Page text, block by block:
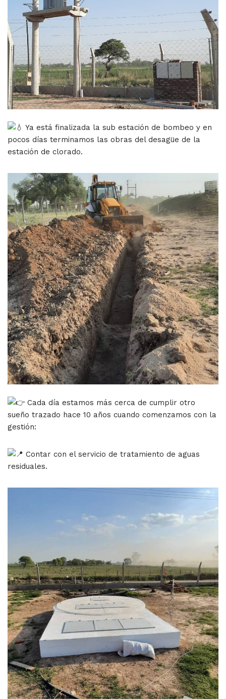
Ya está finalizada la sub estación de bombeo y en
pocos días terminamos las obras del desagüe de la
estación de clorado.
Cada día estamos más cerca de cumplir otro
sueño trazado hace 10 años cuando comenzamos con la
gestión:
Contar con el servicio de tratamiento de aguas
residuales.